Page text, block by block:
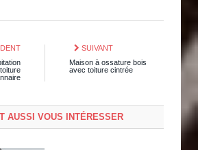
SUIVANT
Maison à ossature bois
avec toiture cintrée
AUSSI VOUS INTÉRESSER